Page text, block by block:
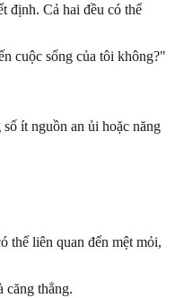
định. Cả hai đều có thể
cuộc sống của tôi không?"
ít nguồn an ủi hoặc năng
thể liên quan đến mệt mỏi,
căng thẳng.